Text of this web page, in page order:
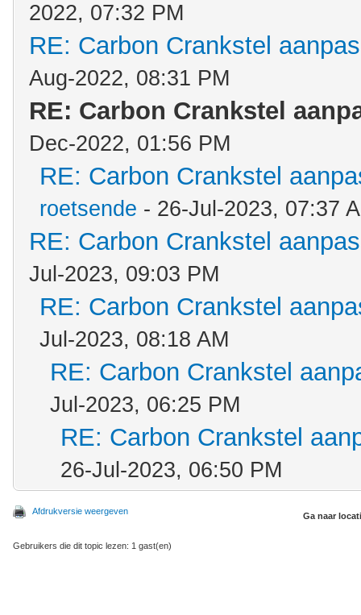
2022, 07:32 PM
RE: Carbon Crankstel
Aug-2022, 08:31 PM
RE: Carbon Crankstel
Dec-2022, 01:56 PM
RE: Carbon Crankstel
roetsende - 26-Jul-2023, 07:37
RE: Carbon Crankstel
Jul-2023, 09:03 PM
RE: Carbon Crankstel
Jul-2023, 08:18 AM
RE: Carbon Crankstel
Jul-2023, 06:25 PM
RE: Carbon Crankstel
26-Jul-2023, 06:50 PM
Afdrukversie weergeven Ga naar
Gebruikers die dit topic lezen: 1 gast(en)